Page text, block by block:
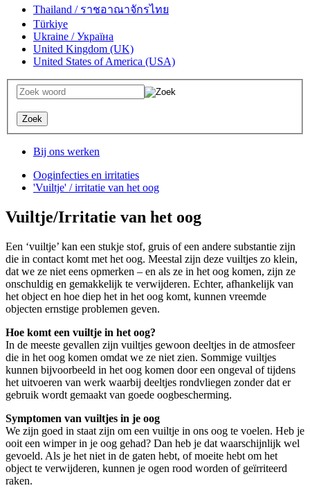
Thailand / ราชอาณาจักรไทย
Türkiye
Ukraine / Україна
United Kingdom (UK)
United States of America (USA)
Bij ons werken
Ooginfecties en irritaties
'Vuiltje' / irritatie van het oog
Vuiltje/Irritatie van het oog
Een ‘vuiltje’ kan een stukje stof, gruis of een andere substantie zijn
die in contact komt met het oog. Meestal zijn deze vuiltjes zo klein,
dat we ze niet eens opmerken – en als ze in het oog komen, zijn ze
onschuldig en gemakkelijk te verwijderen. Echter, afhankelijk van
het object en hoe diep het in het oog komt, kunnen vreemde
objecten ernstige problemen geven.
Hoe komt een vuiltje in het oog?
In de meeste gevallen zijn vuiltjes gewoon deeltjes in de atmosfeer
die in het oog komen omdat we ze niet zien. Sommige vuiltjes
kunnen bijvoorbeeld in het oog komen door een ongeval of tijdens
het uitvoeren van werk waarbij deeltjes rondvliegen zonder dat er
gebruik wordt gemaakt van goede oogbescherming.
Symptomen van vuiltjes in je oog
We zijn goed in staat zijn om een vuiltje in ons oog te voelen. Heb je
ooit een wimper in je oog gehad? Dan heb je dat waarschijnlijk wel
gevoeld. Als je het niet in de gaten hebt, of moeite hebt om het
object te verwijderen, kunnen je ogen rood worden of geïrriteerd
raken.